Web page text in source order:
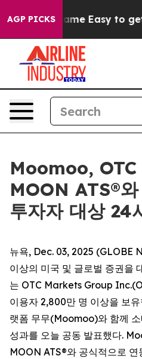
AGP PICKS
Became Easy to
Moomoo,
MOON ATS®
투자자 대상 24
뉴욕, Dec. 03, 2025 (GLOBE
이상의 미국 및 글로벌 증권을
는 OTC Markets Group
이용자 2,800만 명 이상을 보
랫폼 무무(Moomoo)와 함께
성과를 오늘 공동 발표했다.
MOON ATS®와 공식적으로